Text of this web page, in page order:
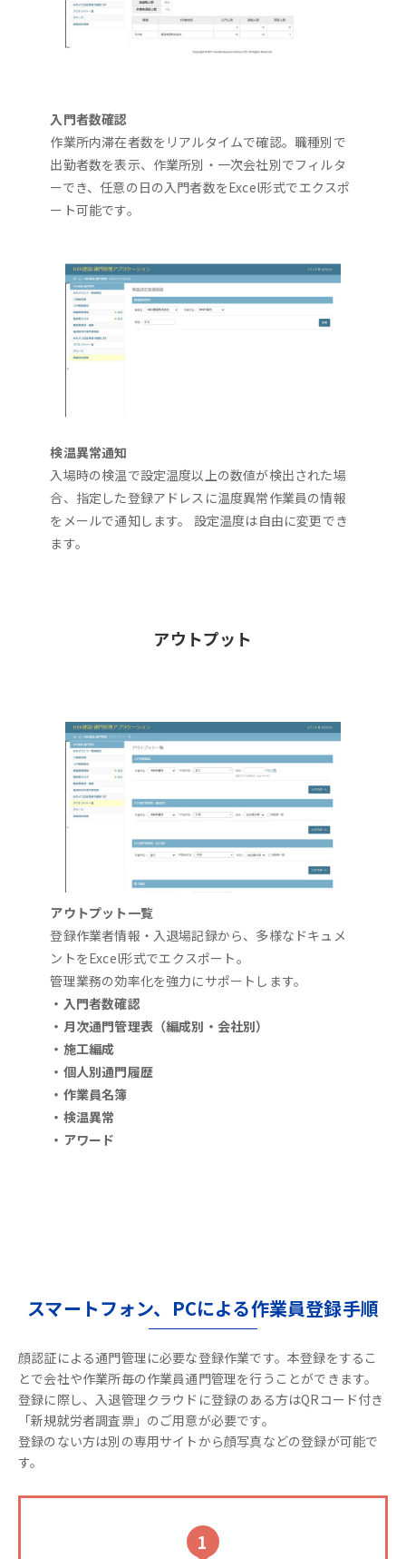
入門者数確認
作業所内滞在者数をリアルタイムで確認。職種別で
出勤者数を表示、作業所別・一次会社別でフィルタ
ーでき、任意の日の入門者数をExcel形式でエクスポ
ート可能です。
検温異常通知
入場時の検温で設定温度以上の数値が検出された場
合、指定した登録アドレスに温度異常作業員の情報
をメールで通知します。 設定温度は自由に変更でき
ます。
アウトプット
アウトプット一覧
登録作業者情報・入退場記録から、多様なドキュメ
ントをExcel形式でエクスポート。
管理業務の効率化を強力にサポートします。
・入門者数確認
・月次通門管理表（編成別・会社別）
・施工編成
・個人別通門履歴
・作業員名簿
・検温異常
・アワード
スマートフォン、PCによる作業員登録手順
顔認証による通門管理に必要な登録作業です。本登録をするこ
とで会社や作業所毎の作業員通門管理を行うことができます。
登録に際し、入退管理クラウドに登録のある方はQRコード付き
「新規就労者調査票」のご用意が必要です。
登録のない方は別の専用サイトから顔写真などの登録が可能で
す。
1